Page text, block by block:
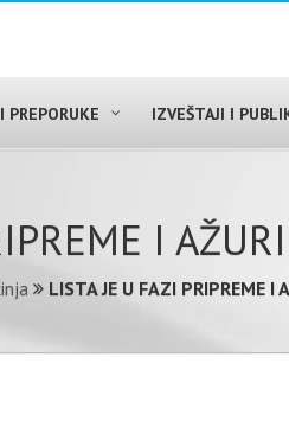
PREPORUKE IZVEŠTAJI I
I
LISTA JE U FAZI PRIPREME I